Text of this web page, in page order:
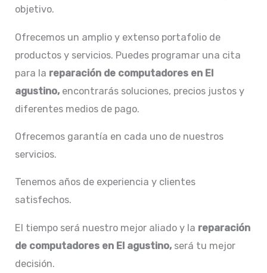
objetivo.
Ofrecemos un amplio y extenso portafolio de
productos y servicios. Puedes programar una cita
para la reparación de computadores en El
agustino, encontrarás soluciones, precios justos y
diferentes medios de pago.
Ofrecemos garantía en cada uno de nuestros
servicios.
Tenemos años de experiencia y clientes
satisfechos.
El tiempo será nuestro mejor aliado y la reparación
de computadores en El agustino, será tu mejor
decisión.